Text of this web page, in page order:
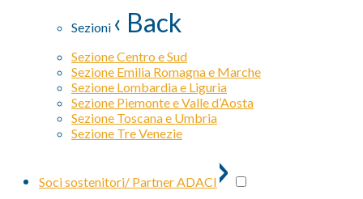
Sezioni ‹ Back
Sezione Centro e Sud
Sezione Emilia Romagna e Marche
Sezione Lombardia e Liguria
Sezione Piemonte e Valle d’Aosta
Sezione Toscana e Umbria
Sezione Tre Venezie
Soci sostenitori/ Partner ADACI ›